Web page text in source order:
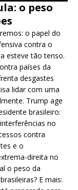
o peso
o papel do
contra o
esteve tão tenso.
países da
desgastes
lidar com uma
Trump age
brasileiro:
no
contra
e o
direita no
o peso da
E mais: